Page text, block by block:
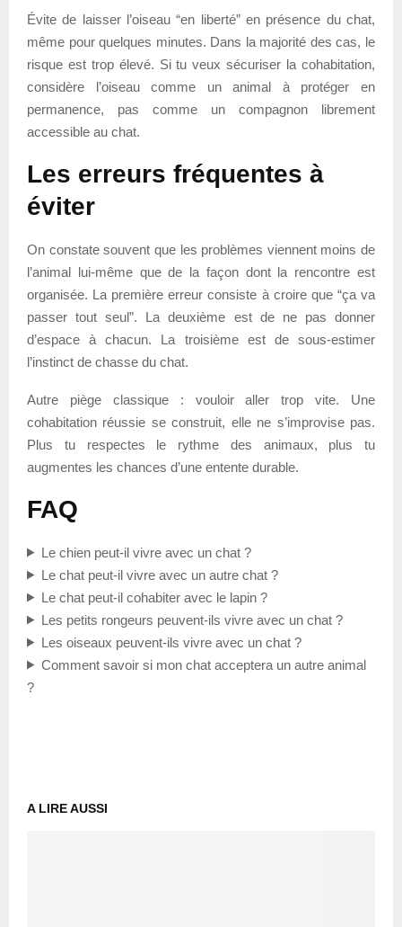
Évite de laisser l’oiseau “en liberté” en présence du chat,
même pour quelques minutes. Dans la majorité des cas, le
risque est trop élevé. Si tu veux sécuriser la cohabitation,
considère l’oiseau comme un animal à protéger en
permanence, pas comme un compagnon librement
accessible au chat.
Les erreurs fréquentes à
éviter
On constate souvent que les problèmes viennent moins de
l’animal lui-même que de la façon dont la rencontre est
organisée. La première erreur consiste à croire que “ça va
passer tout seul”. La deuxième est de ne pas donner
d’espace à chacun. La troisième est de sous-estimer
l’instinct de chasse du chat.
Autre piège classique : vouloir aller trop vite. Une
cohabitation réussie se construit, elle ne s’improvise pas.
Plus tu respectes le rythme des animaux, plus tu
augmentes les chances d’une entente durable.
FAQ
Le chien peut-il vivre avec un chat ?
Le chat peut-il vivre avec un autre chat ?
Le chat peut-il cohabiter avec le lapin ?
Les petits rongeurs peuvent-ils vivre avec un chat ?
Les oiseaux peuvent-ils vivre avec un chat ?
Comment savoir si mon chat acceptera un autre animal
?
A LIRE AUSSI